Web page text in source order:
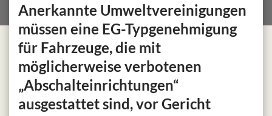
Anerkannte Umweltvereinigungen
müssen eine EG-Typgenehmigung
für Fahrzeuge, die mit
möglicherweise verbotenen
„Abschalteinrichtungen“
ausgestattet sind, vor Gericht